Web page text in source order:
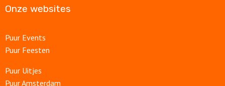
Onze websites
Puur Events
Puur Feesten
Puur Uitjes
Puur Amsterdam